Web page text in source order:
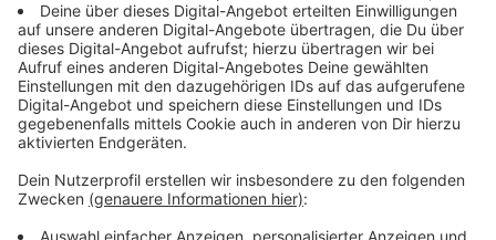
der Rathaus-Tiefgarage hat es immer wieder
Probleme mit Drogenabhängigen gegeben.
Anzeige